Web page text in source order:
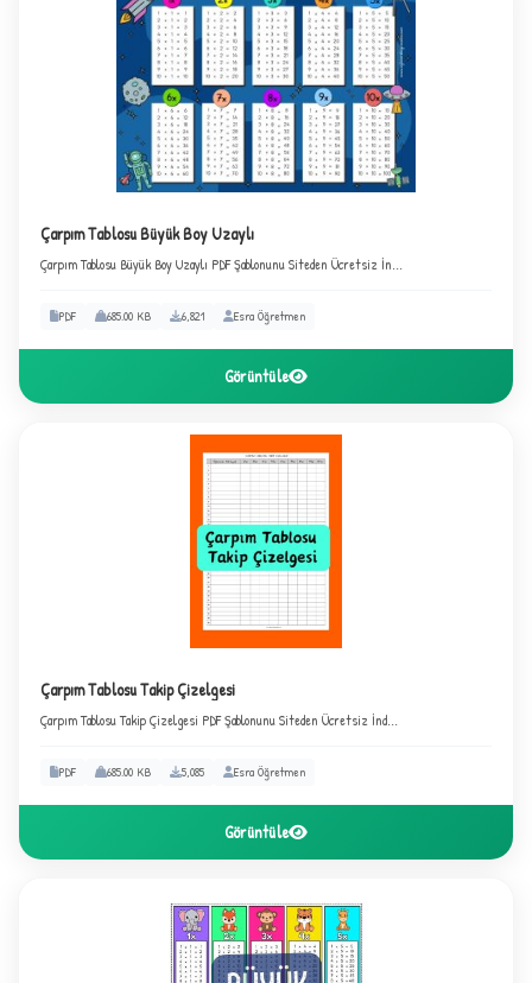
C
Çarpım Tablosu Büyük Boy Uzaylı
Çarpım Tablosu Büyük Boy Uzaylı PDF Şablonunu Siteden Ücretsiz İn...
PDF 685.00 KB 6,821 Esra Öğretmen
Görüntüle
Çarpım Tablosu Takip Çizelgesi
Çarpım Tablosu Takip Çizelgesi PDF Şablonunu Siteden Ücretsiz İnd...
PDF 685.00 KB 5,085 Esra Öğretmen
Görüntüle